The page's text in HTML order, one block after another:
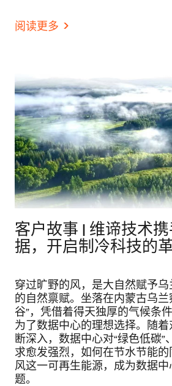
阅读更多
客户故事 | 维谛技术
据，开启制冷科技的
穿过旷野的风，是大自然赋予
的自然禀赋。坐落在内蒙古乌兰
谷”，凭借着得天独厚的气候条
为了数据中心的理想选择。随
断深入，数据中心对“绿色低碳”
求愈发强烈，如何在节水节能
风这一可再生能源，成为数据
题。